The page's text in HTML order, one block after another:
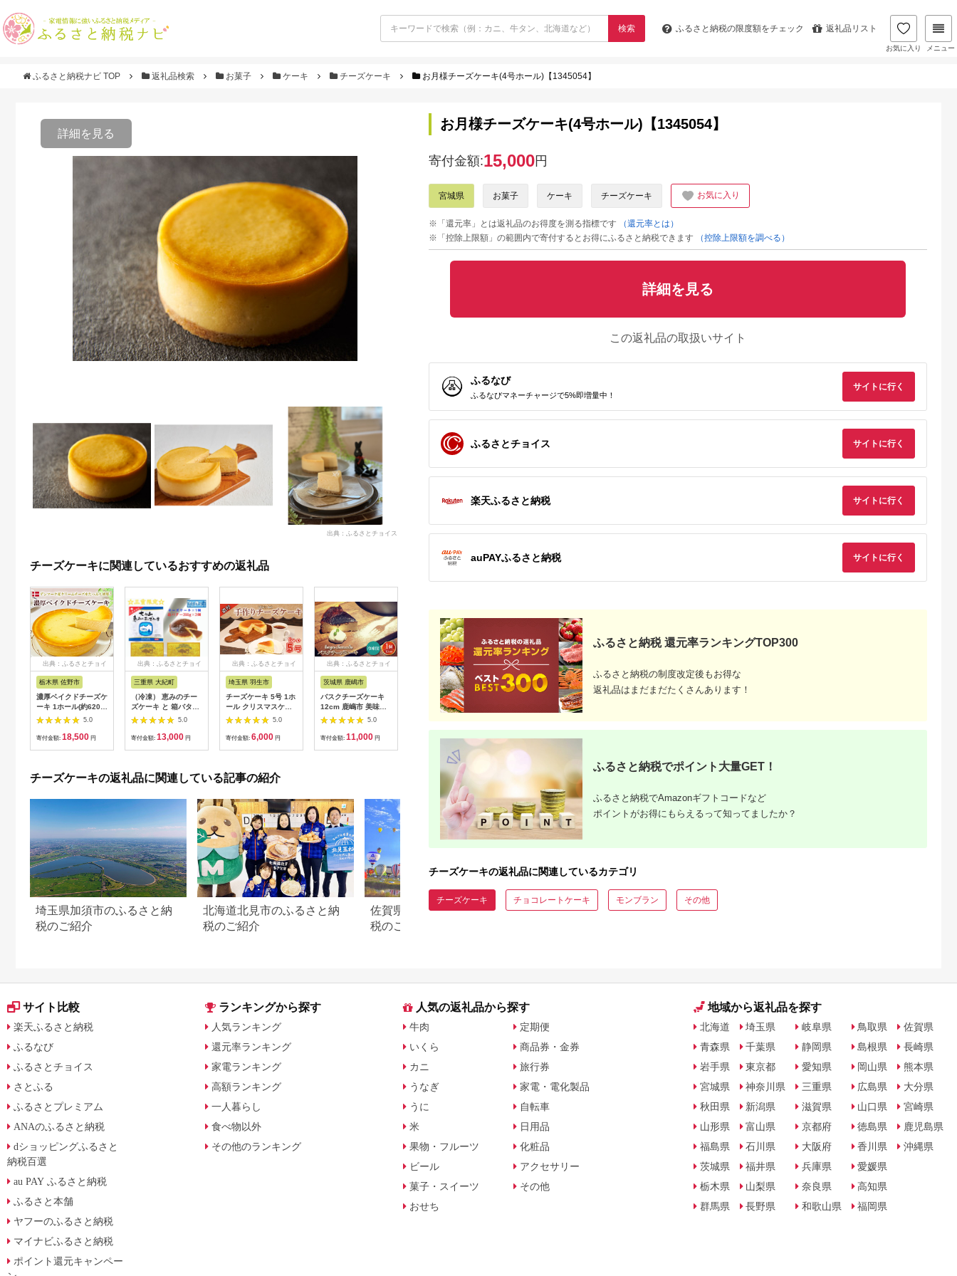
検索 ふるさと納税の限度額をチェック 返礼品リスト
お気に入り メニュー
ふるさと納税ナビ TOP 返礼品検索 お菓子 ケーキ チーズケーキ お月様チーズケーキ(4号ホール)【1345054】
詳細を見る
出典：ふるさとチョイス
チーズケーキに関連しているおすすめの返礼品
出典：ふるさとチョイ
栃木県 佐野市
濃厚ベイクドチーズケ
ーキ 1ホール(約620g)
【1120422】
5.0
寄付金額: 18,500 円
出典：ふるさとチョイ
三重県 大紀町
（冷凍） 恵みのチー
ズケーキ と 箱バター
セット ／ 大内山ミル
ク村 ふるさと納税 バ
ター チーズケーキ 乳
5.0
寄付金額: 13,000 円
出典：ふるさとチョイ
埼玉県 羽生市
チーズケーキ 5号 1ホ
ール クリスマスケー
キ クリスマス 手作り
冷凍 熟成 ケーキ チー
ズ スイーツ デザート
い 贈り物 お祝い 記念
ウィンズアーク 埼玉
5.0
寄付金額: 6,000 円
出典：ふるさとチョイ
茨城県 鹿嶋市
バスクチーズケーキ
12cm 鹿嶋市 美味し
い スイーツ こだわり
デザート ギフト
(KAZ-2)
5.0
寄付金額: 11,000 円
出典：ふるさとチョイ
ス
長野県 長野市
高級洋菓子ケーゼザー
ネトルテレアチーズケ
ケーキ ホールケーキ
ギフト 誕生日ケーキ
バースデーケーキ
15cm 5号 おすすめ
人気 送料無料 長野県
長野市 信州 信濃 ふる
5.0
寄付金額:26,000円
出典：ふるさとチョイ
ス
大分県 別府市
九州産クリームチーズ
使用 濃厚チョコチー
5.0
寄付金額:10,000円
ス
濃厚しっとりベイクド
5.0
人気チーズケーキ と
5.0 5.0
チーズケーキの返礼品に関連している記事の紹介
埼玉県加須市のふるさと納
税のご紹介
北海道北見市のふるさと納
税のご紹介
佐賀県佐賀市のふるさと納
税のご紹介
【2026年版】ふるさと納税
お月様チーズケーキ(4号ホール)【1345054】
寄付金額:15,000円
宮城県 お菓子 ケーキ チーズケーキ お気に入り
※「還元率」とは返礼品のお得度を測る指標です
（還元率とは）
※「控除上限額」の範囲内で寄付するとお得にふるさと納税できます
（控除上限額を調べる）
詳細を見る
この返礼品の取扱いサイト
ふるなび
ふるなびマネーチャージで5%即増量中！
サイトに行く
ふるさとチョイス サイトに行く
楽天ふるさと納税 サイトに行く
auPAYふるさと納税 サイトに行く
ふるさと納税 還元率ランキングTOP300
ふるさと納税の制度改定後もお得な
返礼品はまだまだたくさんあります！
ふるさと納税でポイント大量GET！
ふるさと納税でAmazonギフトコードなど
ポイントがお得にもらえるって知ってましたか？
チーズケーキの返礼品に関連しているカテゴリ
チーズケーキ チョコレートケーキ モンブラン その他
サイト比較
楽天ふるさと納税
ふるなび
ふるさとチョイス
さとふる
ふるさとプレミアム
ANAのふるさと納税
dショッピングふるさと
納税百選
au PAY ふるさと納税
ふるさと本舗
ヤフーのふるさと納税
マイナビふるさと納税
ポイント還元キャンペー
ランキングから探す
人気ランキング
還元率ランキング
家電ランキング
高額ランキング
一人暮らし
食べ物以外
その他のランキング
人気の返礼品から探す
牛肉
いくら
カニ
うなぎ
うに
米
果物・フルーツ
ビール
菓子・スイーツ
おせち
定期便
商品券・金券
旅行券
家電・電化製品
自転車
日用品
化粧品
アクセサリー
その他
地域から返礼品を探す
北海道
青森県
岩手県
宮城県
秋田県
山形県
福島県
茨城県
栃木県
群馬県
埼玉県
千葉県
東京都
神奈川県
新潟県
富山県
石川県
福井県
山梨県
長野県
岐阜県
静岡県
愛知県
三重県
滋賀県
京都府
大阪府
兵庫県
奈良県
和歌山県
鳥取県
島根県
岡山県
広島県
山口県
徳島県
香川県
愛媛県
高知県
福岡県
佐賀県
長崎県
熊本県
大分県
宮崎県
鹿児島県
沖縄県